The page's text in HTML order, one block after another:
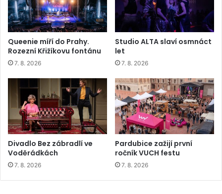
Queenie míří do Prahy.
Rozezní Křižíkovu fontánu
7. 8. 2026
Studio ALTA slaví osmnáct
let
7. 8. 2026
Divadlo Bez zábradlí ve
Voděrádkách
7. 8. 2026
Pardubice zažijí první
ročník VUCH festu
7. 8. 2026